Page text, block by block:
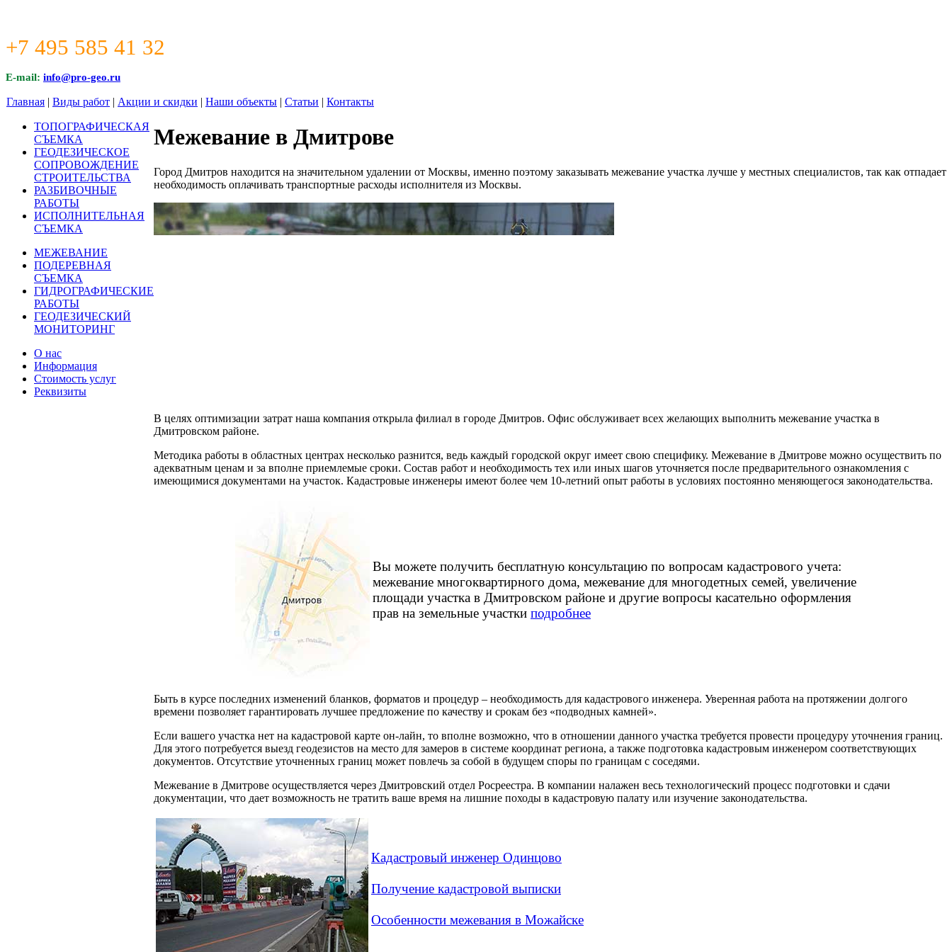
+7 495 585 41 32
E-mail: info@pro-geo.ru
Главная | Виды работ | Акции и скидки | Наши объекты | Статьи | Контакты
ТОПОГРАФИЧЕСКАЯ
СЪЕМКА
ГЕОДЕЗИЧЕСКОЕ
СОПРОВОЖДЕНИЕ
СТРОИТЕЛЬСТВА
РАЗБИВОЧНЫЕ
РАБОТЫ
ИСПОЛНИТЕЛЬНАЯ
СЪЕМКА
МЕЖЕВАНИЕ
ПОДЕРЕВНАЯ
СЪЕМКА
ГИДРОГРАФИЧЕСКИЕ
РАБОТЫ
ГЕОДЕЗИЧЕСКИЙ
МОНИТОРИНГ
О нас
Информация
Стоимость услуг
Реквизиты
Межевание в Дмитрове
Город Дмитров находится на значительном удалении от Москвы, именно поэтому заказывать межевание участка лучше у местных специалистов, так как отпадает
необходимость оплачивать транспортные расходы исполнителя из Москвы.
В целях оптимизации затрат наша компания открыла филиал в городе Дмитров. Офис обслуживает всех желающих выполнить межевание участка в
Дмитровском районе.
Методика работы в областных центрах несколько разнится, ведь каждый городской округ имеет свою специфику. Межевание в Дмитрове можно осуществить по
адекватным ценам и за вполне приемлемые сроки. Состав работ и необходимость тех или иных шагов уточняется после предварительного ознакомления с
имеющимися документами на участок. Кадастровые инженеры имеют более чем 10-летний опыт работы в условиях постоянно меняющегося законодательства.
Вы можете получить бесплатную консультацию по вопросам кадастрового учета:
межевание многоквартирного дома, межевание для многодетных семей, увеличение
площади участка в Дмитровском районе и другие вопросы касательно оформления
прав на земельные участки подробнее
Быть в курсе последних изменений бланков, форматов и процедур – необходимость для кадастрового инженера. Уверенная работа на протяжении долгого
времени позволяет гарантировать лучшее предложение по качеству и срокам без «подводных камней».
Если вашего участка нет на кадастровой карте он-лайн, то вполне возможно, что в отношении данного участка требуется провести процедуру уточнения границ.
Для этого потребуется выезд геодезистов на место для замеров в системе координат региона, а также подготовка кадастровым инженером соответствующих
документов. Отсутствие уточненных границ может повлечь за собой в будущем споры по границам с соседями.
Межевание в Дмитрове осуществляется через Дмитровский отдел Росреестра. В компании налажен весь технологический процесс подготовки и сдачи
документации, что дает возможность не тратить ваше время на лишние походы в кадастровую палату или изучение законодательства.
Кадастровый инженер Одинцово
Получение кадастровой выписки
Особенности межевания в Можайске